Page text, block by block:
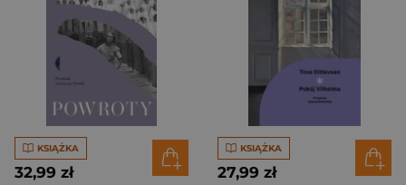
KSIĄŻKA
32,99 zł
KSIĄŻKA
27,99 zł